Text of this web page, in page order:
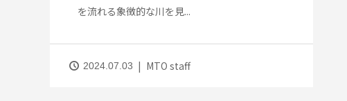
を流れる象徴的な川を見...
2024.07.03 MTO staff